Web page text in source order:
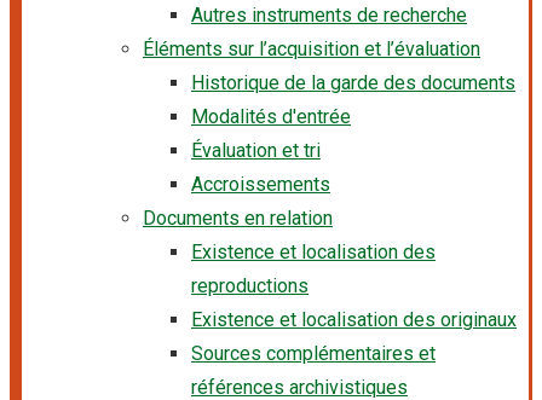
Autres instruments de recherche
Éléments sur l’acquisition et l’évaluation
Historique de la garde des documents
Modalités d'entrée
Évaluation et tri
Accroissements
Documents en relation
Existence et localisation des
reproductions
Existence et localisation des originaux
Sources complémentaires et
références archivistiques